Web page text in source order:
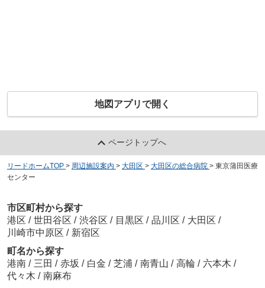
地図アプリで開く
ページトップへ
リードホームTOP > 周辺施設案内 > 大田区 > 大田区の総合病院 > 東京蒲田医療
センター
市区町村から探す
港区 / 世田谷区 / 渋谷区 / 目黒区 / 品川区 / 大田区 /
川崎市中原区 / 新宿区
町名から探す
港南 / 三田 / 赤坂 / 白金 / 芝浦 / 南青山 / 高輪 / 六本木 /
代々木 / 南麻布